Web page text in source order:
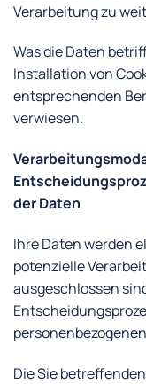
Verarbeitung zu
Was die Daten
Installation von
entsprechenden
verwiesen.
der Daten
Ihre Daten werden
potenzielle
ausgeschlossen
Die Sie